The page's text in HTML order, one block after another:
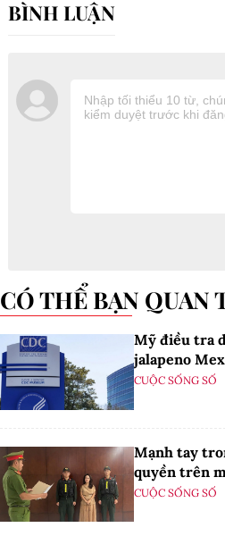
CÓ THỂ BẠN QUAN
Mỹ điều tra
jalapeno
CUỘC SỐNG SỐ
Mạnh tay
quyền trên
CUỘC SỐNG SỐ